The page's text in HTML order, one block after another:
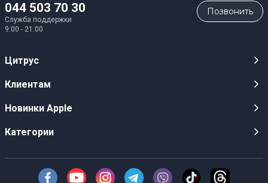
044 503 70 30
Служба поддержки
9:00 - 21:00
Позвонить
Цитрус
Карьера
Оптовым клиентам
О Компании
Клиентам
Публичные оферты
Инструкции и прошивки
Доставка
Новинки Apple
iPhone 17
iPhone 17 Pro Max
Категории
Техника Apple